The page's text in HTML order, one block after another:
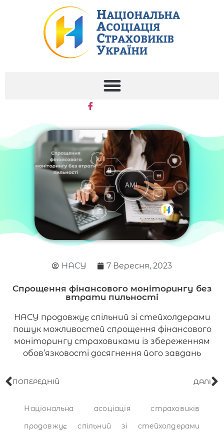
НАСУ 7 Вересня, 2023
Спрощення фінансового моніторингу без
втрати пильності​
НАСУ продовжує спільний зі стейхолдерами
пошук можливостей спрощення фінансового
моніторингу страховиками із збереженням
обов’язковості досягнення його завдань
ПОПЕРЕДНІЙ ДАЛІ
Національна асоціація страховиків
продовжує спільний зі стейхолдерами